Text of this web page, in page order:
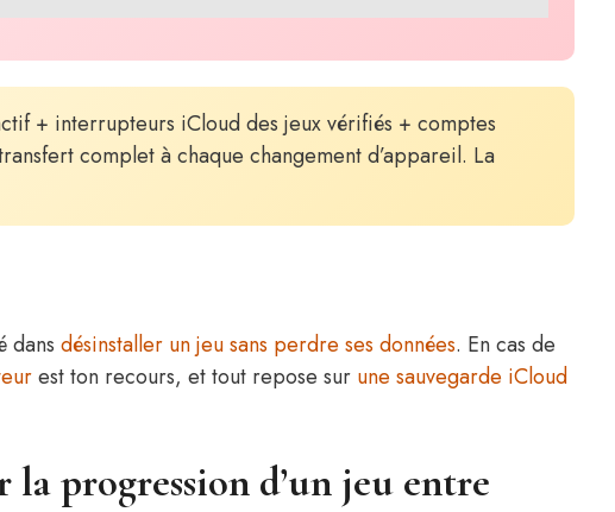
+ interrupteurs iCloud des jeux vérifiés + comptes
complet à chaque changement d’appareil. La
dans désinstaller un jeu sans perdre ses données. En cas de
est ton recours, et tout repose sur une sauvegarde iCloud
progression d’un jeu entre